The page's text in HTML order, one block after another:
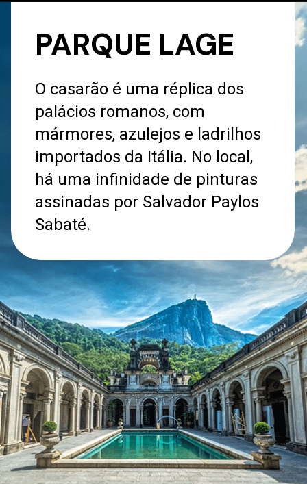
PARQUE LAGE
O casarão é uma réplica dos
palácios romanos, com
mármores, azulejos e ladrilhos
importados da Itália. No local,
há uma infinidade de pinturas
assinadas por Salvador Paylos
Sabaté.